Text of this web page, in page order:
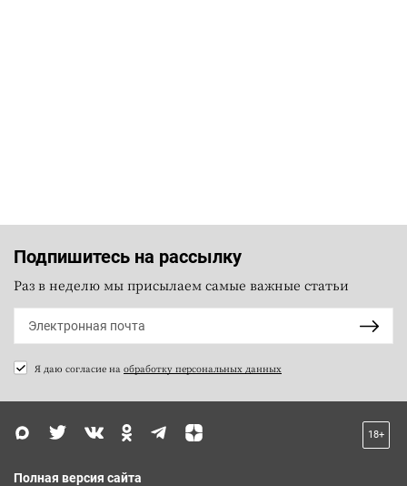
Подпишитесь на рассылку
Раз в неделю мы присылаем самые важные статьи
Я даю согласие на обработку персональных данных
18+
Полная версия сайта